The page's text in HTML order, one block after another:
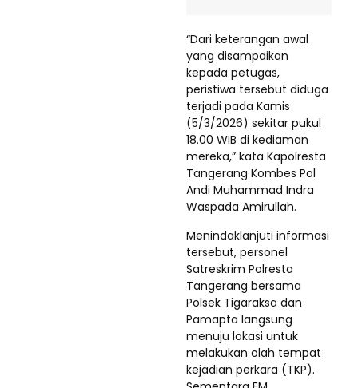
“Dari keterangan awal
yang disampaikan
kepada petugas,
peristiwa tersebut diduga
terjadi pada Kamis
(5/3/2026) sekitar pukul
18.00 WIB di kediaman
mereka,” kata Kapolresta
Tangerang Kombes Pol
Andi Muhammad Indra
Waspada Amirullah.
Menindaklanjuti informasi
tersebut, personel
Satreskrim Polresta
Tangerang bersama
Polsek Tigaraksa dan
Pamapta langsung
menuju lokasi untuk
melakukan olah tempat
kejadian perkara (TKP).